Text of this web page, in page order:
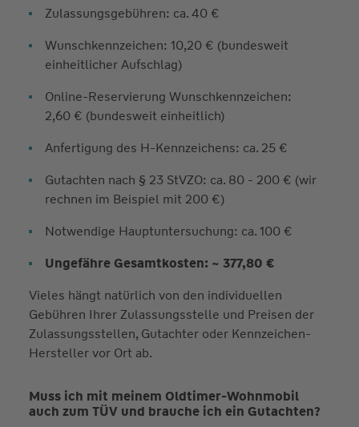
Zulassungsgebühren: ca. 40 €
Wunschkennzeichen: 10,20 € (bundesweit
einheitlicher Aufschlag)
Online-Reservierung Wunschkennzeichen:
2,60 € (bundesweit einheitlich)
Anfertigung des H-Kennzeichens: ca. 25 €
Gutachten nach § 23 StVZO: ca. 80 - 200 € (wir
rechnen im Beispiel mit 200 €)
Notwendige Hauptuntersuchung: ca. 100 €
Ungefähre Gesamtkosten: ~ 377,80 €
Vieles hängt natürlich von den individuellen
Gebühren Ihrer Zulassungsstelle und Preisen der
Zulassungsstellen, Gutachter oder Kennzeichen-
Hersteller vor Ort ab.
Muss ich mit meinem Oldtimer-Wohnmobil
auch zum TÜV und brauche ich ein Gutachten?